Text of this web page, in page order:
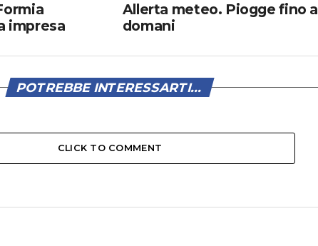
Allerta meteo. Piogge fino a
domani
impresa
POTREBBE INTERESSARTI...
CLICK TO COMMENT